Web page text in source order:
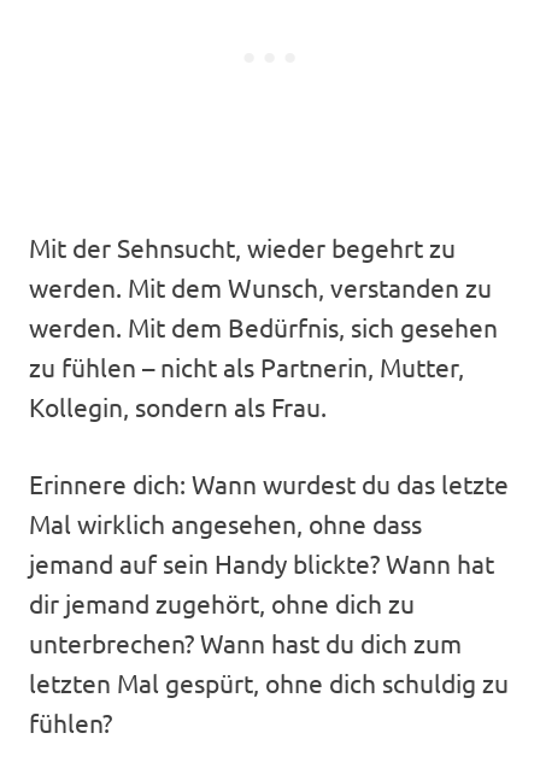
Mit der Sehnsucht, wieder begehrt zu
werden. Mit dem Wunsch, verstanden zu
werden. Mit dem Bedürfnis, sich gesehen
zu fühlen – nicht als Partnerin, Mutter,
Kollegin, sondern als Frau.
Erinnere dich: Wann wurdest du das letzte
Mal wirklich angesehen, ohne dass
jemand auf sein Handy blickte? Wann hat
dir jemand zugehört, ohne dich zu
unterbrechen? Wann hast du dich zum
letzten Mal gespürt, ohne dich schuldig zu
fühlen?